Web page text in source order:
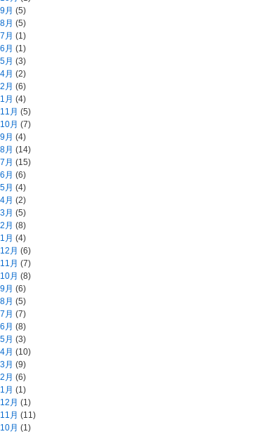
月 (5)
月 (5)
月 (1)
月 (1)
月 (3)
月 (2)
月 (6)
月 (4)
月 (5)
月 (7)
月 (4)
月 (14)
月 (15)
月 (6)
月 (4)
月 (2)
月 (5)
月 (8)
月 (4)
月 (6)
月 (7)
月 (8)
月 (6)
月 (5)
月 (7)
月 (8)
月 (3)
月 (10)
月 (9)
月 (6)
月 (1)
月 (1)
月 (11)
月 (1)